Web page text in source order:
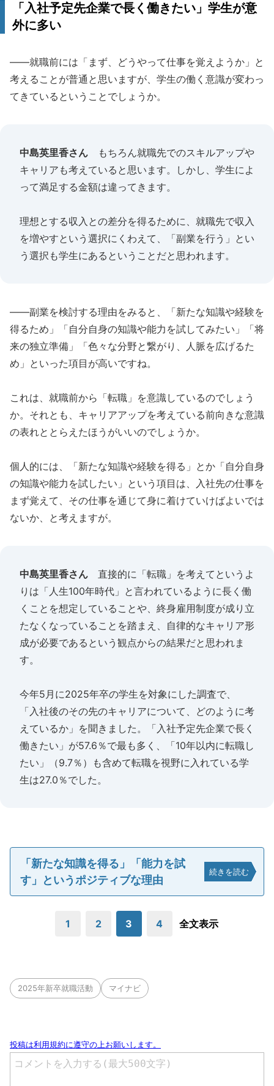
「入社予定先企業で長く働きたい」学生が意
外に多い
――就職前には「まず、どうやって仕事を覚えようか」と
考えることが普通と思いますが、学生の働く意識が変わっ
てきているということでしょうか。
中島英里香さん もちろん就職先でのスキルアップや
キャリアも考えていると思います。しかし、学生によ
って満足する金額は違ってきます。
理想とする収入との差分を得るために、就職先で収入
を増やすという選択にくわえて、「副業を行う」とい
う選択も学生にあるということだと思われます。
――副業を検討する理由をみると、「新たな知識や経験を
得るため」「自分自身の知識や能力を試してみたい」「将
来の独立準備」「色々な分野と繋がり、人脈を広げるた
め」といった項目が高いですね。
これは、就職前から「転職」を意識しているのでしょう
か。それとも、キャリアアップを考えている前向きな意識
の表れととらえたほうがいいのでしょうか。
個人的には、「新たな知識や経験を得る」とか「自分自身
の知識や能力を試したい」という項目は、入社先の仕事を
まず覚えて、その仕事を通じて身に着けていけばよいでは
ないか、と考えますが。
中島英里香さん 直接的に「転職」を考えてというよ
りは「人生100年時代」と言われているように長く働
くことを想定していることや、終身雇用制度が成り立
たなくなっていることを踏まえ、自律的なキャリア形
成が必要であるという観点からの結果だと思われま
す。
今年5月に2025年卒の学生を対象にした調査で、
「入社後のその先のキャリアについて、どのように考
えているか」を聞きました。「入社予定先企業で長く
働きたい」が57.6％で最も多く、「10年以内に転職し
たい」（9.7％）も含めて転職を視野に入れている学
生は27.0％でした。
「新たな知識を得る」「能力を試
す」というポジティブな理由
続きを読む
1 2 3 4 全文表示
2025年新卒就職活動 マイナビ